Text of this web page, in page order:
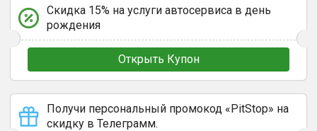
Скидка 15% на услуги автосервиса в день
рождения
Открыть Купон
Получи персональный промокод «PitStop» на
скидку в Телеграмм.